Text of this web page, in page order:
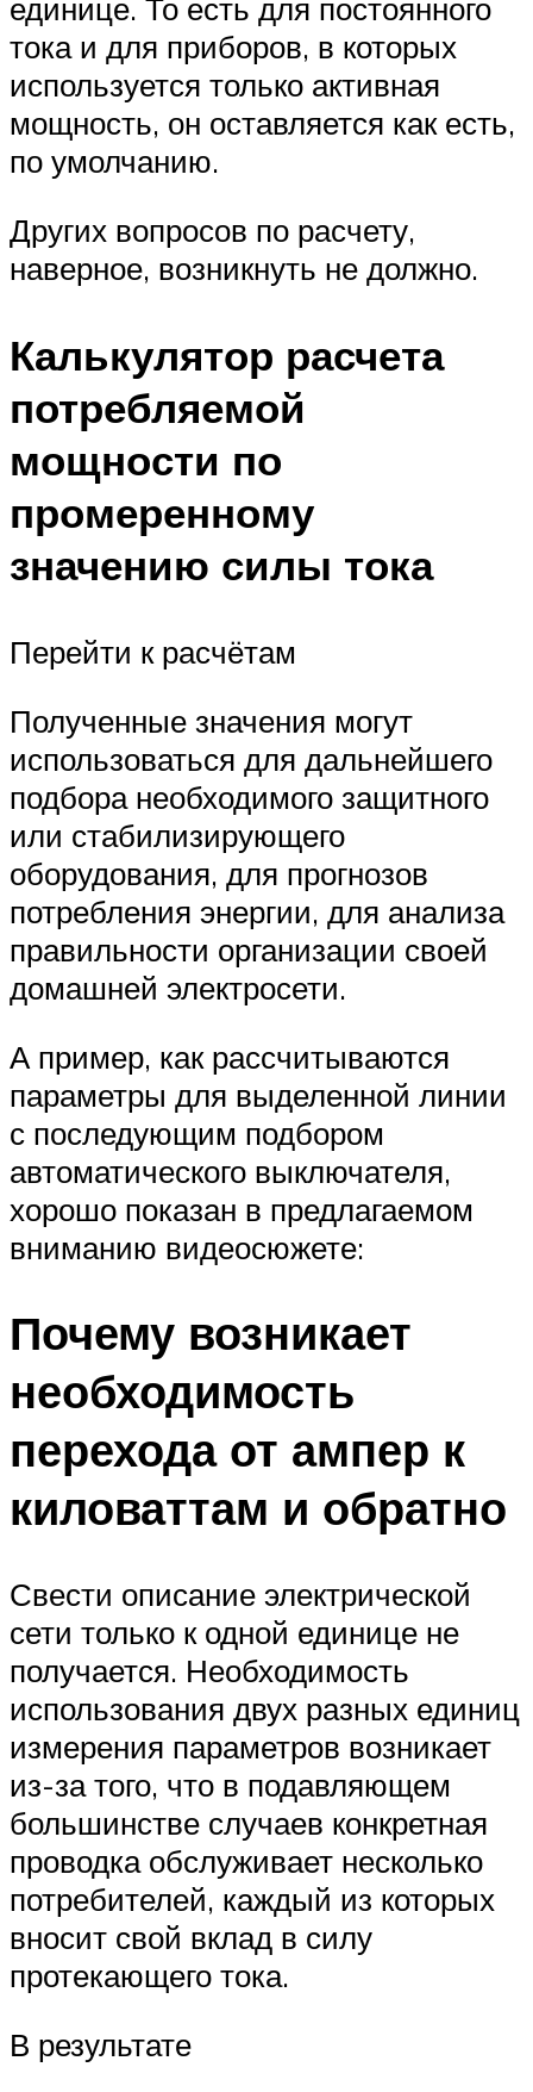
единице. То есть для постоянного
тока и для приборов, в которых
используется только активная
мощность, он оставляется как есть,
по умолчанию.
Других вопросов по расчету,
наверное, возникнуть не должно.
Калькулятор расчета
потребляемой
мощности по
промеренному
значению силы тока
Перейти к расчётам
Полученные значения могут
использоваться для дальнейшего
подбора необходимого защитного
или стабилизирующего
оборудования, для прогнозов
потребления энергии, для анализа
правильности организации своей
домашней электросети.
А пример, как рассчитываются
параметры для выделенной линии
с последующим подбором
автоматического выключателя,
хорошо показан в предлагаемом
вниманию видеосюжете:
Почему возникает
необходимость
перехода от ампер к
киловаттам и обратно
Свести описание электрической
сети только к одной единице не
получается. Необходимость
использования двух разных единиц
измерения параметров возникает
из-за того, что в подавляющем
большинстве случаев конкретная
проводка обслуживает несколько
потребителей, каждый из которых
вносит свой вклад в силу
протекающего тока.
В результате